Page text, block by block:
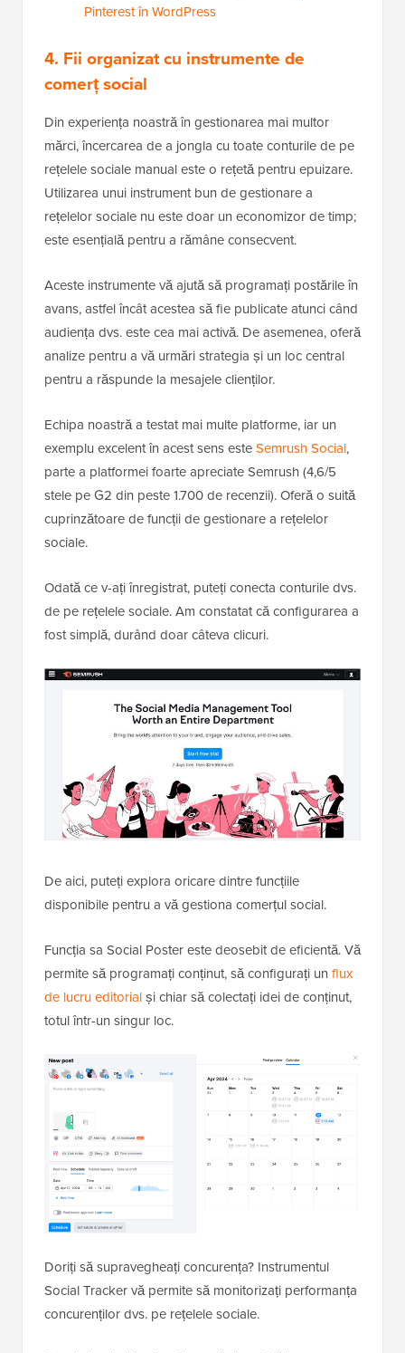
Pinterest în WordPress
4. Fii organizat cu instrumente de
comerț social
Din experiența noastră în gestionarea mai multor
mărci, încercarea de a jongla cu toate conturile de pe
rețelele sociale manual este o rețetă pentru epuizare.
Utilizarea unui instrument bun de gestionare a
rețelelor sociale nu este doar un economizor de timp;
este esențială pentru a rămâne consecvent.
Aceste instrumente vă ajută să programați postările în
avans, astfel încât acestea să fie publicate atunci când
audiența dvs. este cea mai activă. De asemenea, oferă
analize pentru a vă urmări strategia și un loc central
pentru a răspunde la mesajele clienților.
Echipa noastră a testat mai multe platforme, iar un
exemplu excelent în acest sens esteSemrush Social,
parte a platformei foarte apreciate Semrush (4,6/5
stele pe G2 din peste 1.700 de recenzii). Oferă o suită
cuprinzătoare de funcții de gestionare a rețelelor
sociale.
Odată ce v-ați înregistrat, puteți conecta conturile dvs.
de pe rețelele sociale. Am constatat că configurarea a
fost simplă, durând doar câteva clicuri.
De aici, puteți explora oricare dintre funcțiile
disponibile pentru a vă gestiona comerțul social.
Funcția sa Social Poster este deosebit de eficientă. Vă
permite să programați conținut, să configurați un flux
de lucru editorialși chiar să colectați idei de conținut,
totul într-un singur loc.
Doriți să supravegheați concurența? Instrumentul
Social Tracker vă permite să monitorizați performanța
concurenților dvs. pe rețelele sociale.